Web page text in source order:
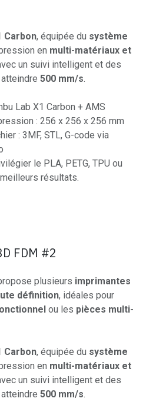
Carbon, équipée du système
en multi-matériaux et
un suivi intelligent et des
500 mm/s.
Lab X1 Carbon + AMS
: 256 x 256 x 256 mm
: 3MF, STL, G-code via
le PLA, PETG, TPU ou
résultats.
FDM #2
plusieurs imprimantes
définition, idéales pour
ou les pièces multi-
Carbon, équipée du système
en multi-matériaux et
un suivi intelligent et des
500 mm/s.